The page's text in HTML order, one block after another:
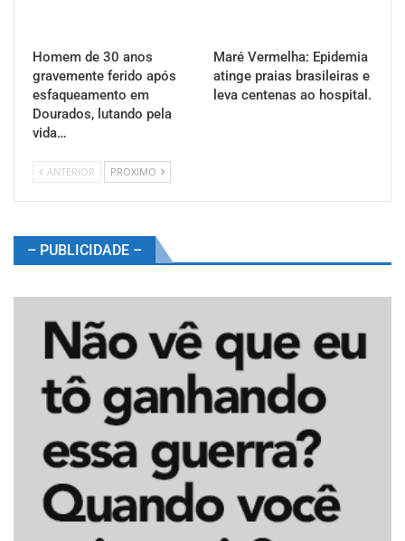
Homem de 30 anos
gravemente ferido após
esfaqueamento em
Dourados, lutando pela
vida…
Maré Vermelha: Epidemia
atinge praias brasileiras e
leva centenas ao hospital.
ANTERIOR PROXIMO
– PUBLICIDADE –